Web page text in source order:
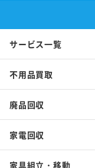
サービス一覧
不用品買取
廃品回収
家電回収
家具組立・移動